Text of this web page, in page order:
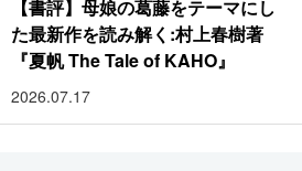
【書評】母娘の葛藤をテーマにし
た最新作を読み解く:村上春樹著
『夏帆 The Tale of KAHO』
2026.07.17